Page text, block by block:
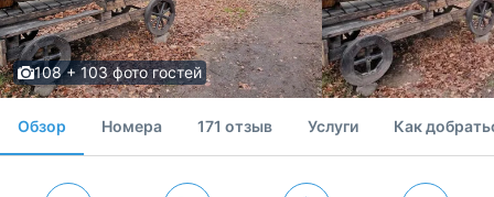
108 + 103 фото гостей
Обзор Номера 171 отзыв Услуги Как